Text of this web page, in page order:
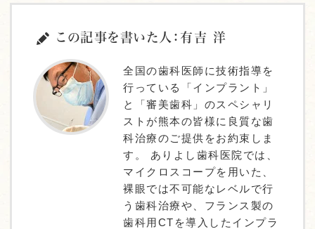
この記事を書いた人：有吉 洋
全国の歯科医師に技術指導を
行っている「インプラント」
と「審美歯科」のスペシャリ
ストが熊本の皆様に良質な歯
科治療のご提供をお約束しま
す。 ありよし歯科医院では、
マイクロスコープを用いた、
裸眼では不可能なレベルで行
う歯科治療や、フランス製の
歯科用CTを導入したインプラ